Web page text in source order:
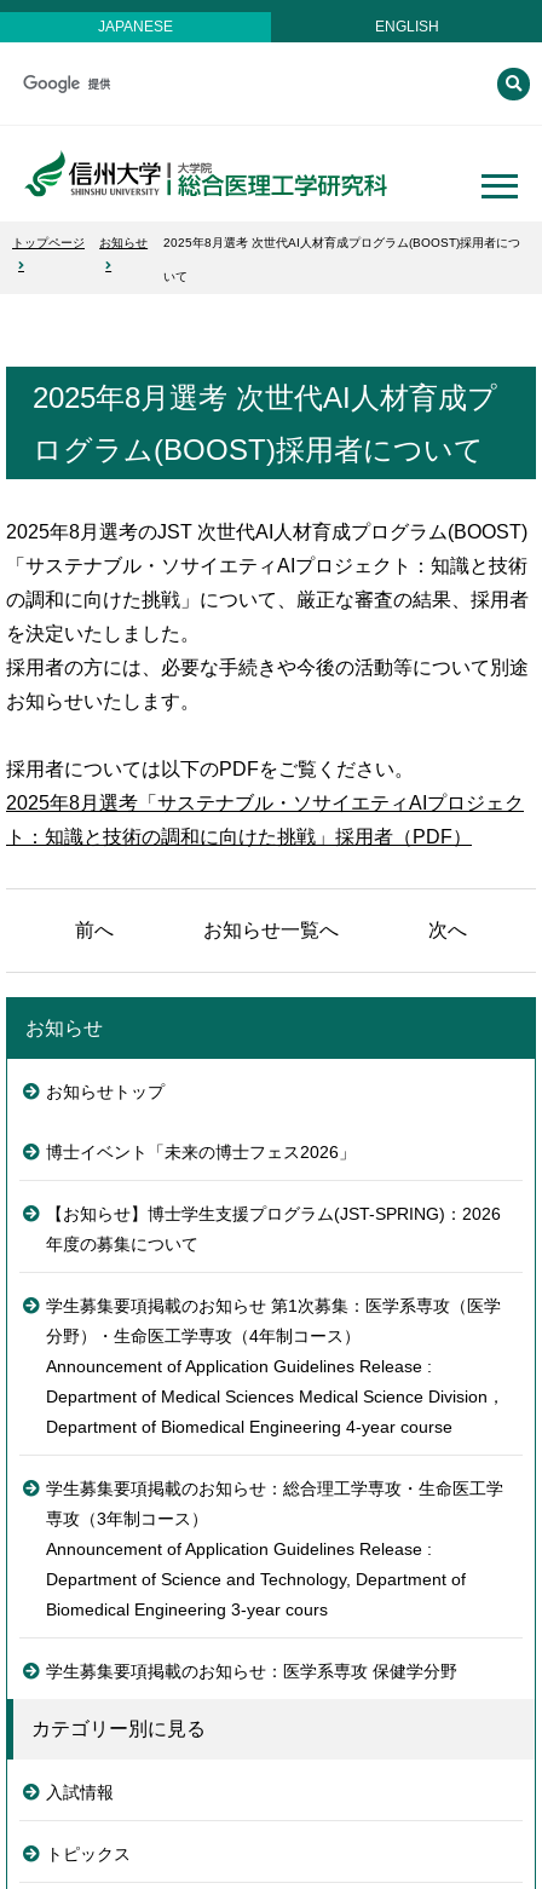
JAPANESE ENGLISH
トップページ お知らせ 2025年8月選考 次世代AI人材育成プログラム(BOOST)採用者につ
いて
2025年8月選考 次世代AI人材育成プ
ログラム(BOOST)採用者について
2025年8月選考のJST 次世代AI人材育成プログラム(BOOST)
「サステナブル・ソサイエティAIプロジェクト：知識と技術
の調和に向けた挑戦」について、厳正な審査の結果、採用者
を決定いたしました。
採用者の方には、必要な手続きや今後の活動等について別途
お知らせいたします。
採用者については以下のPDFをご覧ください。
2025年8月選考「サステナブル・ソサイエティAIプロジェク
ト：知識と技術の調和に向けた挑戦」採用者（PDF）
前へ お知らせ一覧へ 次へ
お知らせ
お知らせトップ
博士イベント「未来の博士フェス2026」
【お知らせ】博士学生支援プログラム(JST-SPRING)：2026
年度の募集について
学生募集要項掲載のお知らせ 第1次募集：医学系専攻（医学
分野）・生命医工学専攻（4年制コース）
Announcement of Application Guidelines Release :
Department of Medical Sciences Medical Science Division，
Department of Biomedical Engineering 4-year course
学生募集要項掲載のお知らせ：総合理工学専攻・生命医工学
専攻（3年制コース）
Announcement of Application Guidelines Release :
Department of Science and Technology, Department of
Biomedical Engineering 3-year cours
学生募集要項掲載のお知らせ：医学系専攻 保健学分野
カテゴリー別に見る
入試情報
トピックス